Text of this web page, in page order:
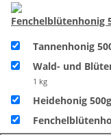
Fenchelblütenhonig
Tannenhonig
Wald- und
1 kg
Heidehonig 500g